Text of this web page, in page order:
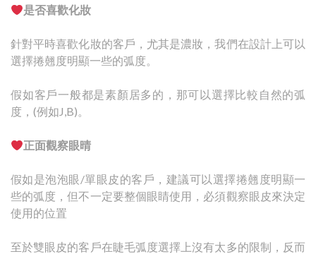
是否喜歡化妝
針對平時喜歡化妝的客戶，尤其是濃妝，我們在設計上可以
選擇捲翹度明顯一些的弧度。
假如客戶一般都是素顏居多的，那可以選擇比較自然的弧
度，(例如J,B)。
正面觀察眼晴
假如是泡泡眼/單眼皮的客戶，建議可以選擇捲翹度明顯一
些的弧度，但不一定要整個眼睛使用，必須觀察眼皮來決定
使用的位置
至於雙眼皮的客戶在睫毛弧度選擇上沒有太多的限制，反而